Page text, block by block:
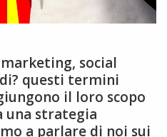
social
questi termini
il loro scopo
una strategia
a parlare di noi sui